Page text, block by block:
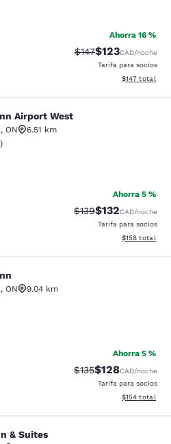
Ahorra 16 %
Precio tachado:
$147Precio con
$123CAD/noche
Tarifa para socios
Ver detalles
$147 total
West
Airport West
, ON
6.51 km
4.17 estrellas. Muy bueno. 3588
)
Ahorra 5 %
Precio tachado:
$139Precio con
$132CAD/noche
Tarifa para socios
Ver detalles
$158 total
, ON
9.04 km
3.87 estrellas. Bueno. 999 reseñas
Ahorra 5 %
Precio tachado:
$135Precio con
$128CAD/noche
Tarifa para socios
Ver detalles
$154 total
& Suites